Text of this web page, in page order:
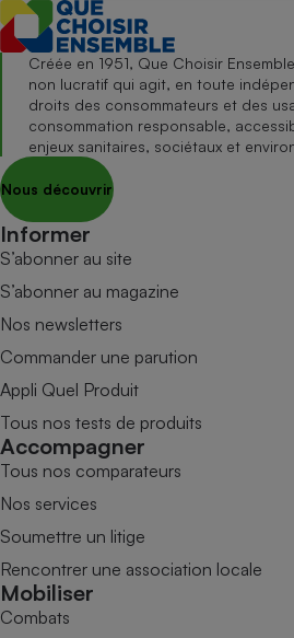
Créée en 1951, Que Choisir
non lucratif qui agit, en toute
droits des consommateurs et des
consommation responsable,
enjeux sanitaires, sociétaux et
Nous découvrir
Informer
S’abonner au site
S’abonner au magazine
Nos newsletters
Commander une parution
Appli Quel Produit
Tous nos tests de produits
Accompagner
Tous nos comparateurs
Nos services
Soumettre un litige
Rencontrer une association locale
Mobiliser
Combats